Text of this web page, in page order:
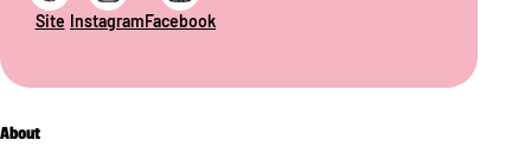
Site InstagramFacebook
About